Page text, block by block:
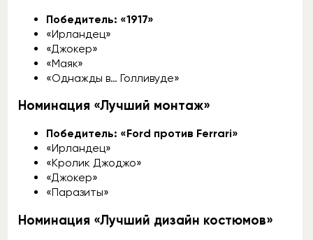
Победитель: «1917»
«Ирландец»
«Джокер»
«Маяк»
«Однажды в… Голливуде»
Номинация «Лучший монтаж»
Победитель: «Ford против Ferrari»
«Ирландец»
«Кролик Джоджо»
«Джокер»
«Паразиты»
Номинация «Лучший дизайн костюмов»